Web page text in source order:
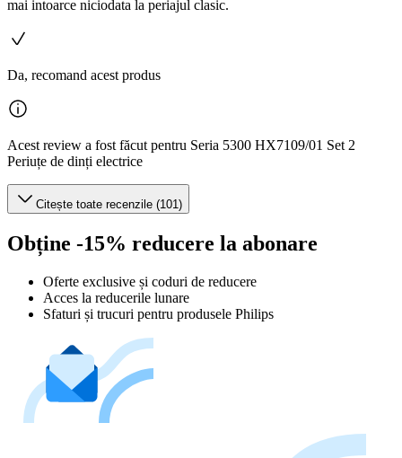
mai intoarce niciodata la periajul clasic.
Da, recomand acest produs
Acest review a fost făcut pentru Seria 5300 HX7109/01 Set 2
Periuțe de dinți electrice
Citește toate recenzile (101)
Obține -15% reducere la abonare
Oferte exclusive și coduri de reducere
Acces la reducerile lunare
Sfaturi și trucuri pentru produsele Philips